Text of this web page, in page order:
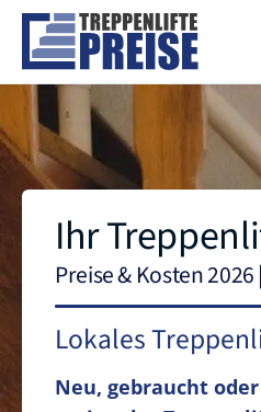
Ihr
Preise & Kosten
Lokales
Neu, gebraucht